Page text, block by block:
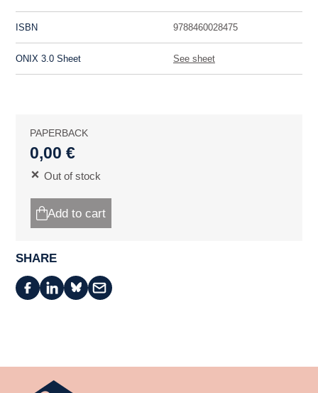
ISBN 9788460028475
ONIX 3.0 Sheet See sheet
PAPERBACK
0,00 €
Out of stock
Add to cart
SHARE